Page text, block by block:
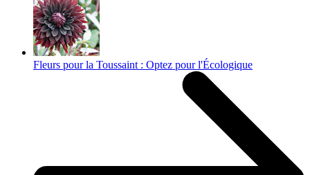
Fleurs pour la Toussaint : Optez pour l'Écologique